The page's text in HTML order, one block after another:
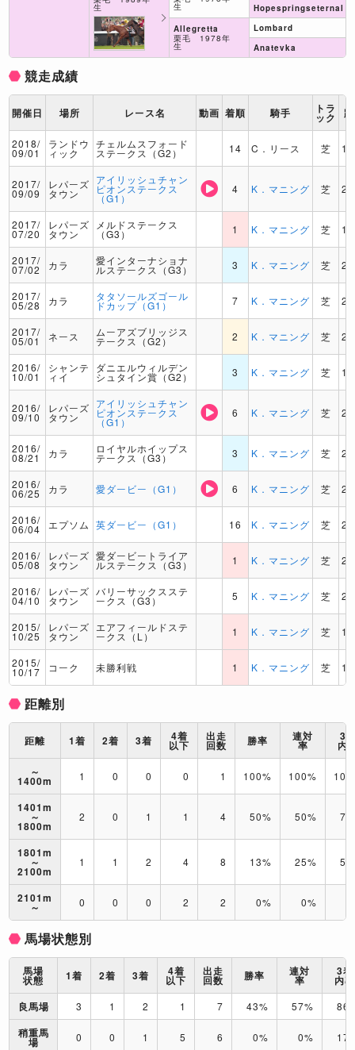
生
生
Allegretta
栗毛 1978年
生
Hopespringseternal
Lombard
Anatevka
競走成績
開催日 場所 レース名 動画 着順 騎手 トラ
ック
2018/
09/01
ランドウ
ィック
チェルムスフォード
ステークス（G2） 14 C．リース 芝
2017/
09/09
レパーズ
タウン
アイリッシュチャン
ピオンステークス
（G1）
4 K．マニング 芝
2017/
07/20
レパーズ
タウン
メルドステークス
（G3） 1 K．マニング 芝
2017/
07/02 カラ 愛インターナショナ
ルステークス（G3） 3 K．マニング 芝
2017/
05/28 カラ タタソールズゴール
ドカップ（G1） 7 K．マニング 芝
2017/
05/01 ネース ムーアズブリッジス
テークス（G2） 2 K．マニング 芝
2016/
10/01
シャンテ
ィイ
ダニエルウィルデン
シュタイン賞（G2） 3 K．マニング 芝
2016/
09/10
レパーズ
タウン
アイリッシュチャン
ピオンステークス
（G1）
6 K．マニング 芝
2016/
08/21 カラ ロイヤルホイップス
テークス（G3） 3 K．マニング 芝
2016/
06/25 カラ 愛ダービー（G1） 6 K．マニング 芝
2016/
06/04 エプソム 英ダービー（G1） 16 K．マニング 芝
2016/
05/08
レパーズ
タウン
愛ダービートライア
ルステークス（G3） 1 K．マニング 芝
2016/
04/10
レパーズ
タウン
バリーサックスステ
ークス（G3） 5 K．マニング 芝
2015/
10/25
レパーズ
タウン
エアフィールドステ
ークス（L） 1 K．マニング 芝
2015/
10/17 コーク 未勝利戦 1 K．マニング 芝
距離別
距離 1着 2着 3着 4着
以下
出走
回数 勝率 連対
率
3
内
～
1400m 1 0 0 0 1 100% 100%
1401m
～
1800m
2 0 1 1 4 50% 50%
1801m
～
2100m
1 1 2 4 8 13% 25%
2101m
～ 0 0 0 2 2 0% 0%
馬場状態別
馬場
状態 1着 2着 3着 4着
以下
出走
回数 勝率 連対
率
3着
内率
良馬場
3 1 2 1 7 43% 57%
稍重馬
場 0 0 1 5 6 0% 0%